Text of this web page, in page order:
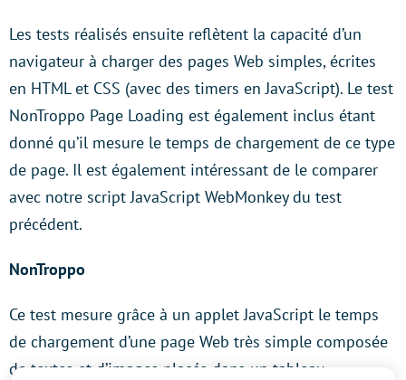
Les tests réalisés ensuite reflètent la capacité d’un
navigateur à charger des pages Web simples, écrites
en HTML et CSS (avec des timers en JavaScript). Le test
NonTroppo Page Loading est également inclus étant
donné qu’il mesure le temps de chargement de ce type
de page. Il est également intéressant de le comparer
avec notre script JavaScript WebMonkey du test
précédent.
NonTroppo
Ce test mesure grâce à un applet JavaScript le temps
de chargement d’une page Web très simple composée
de textes et d’images placés dans un tableau.